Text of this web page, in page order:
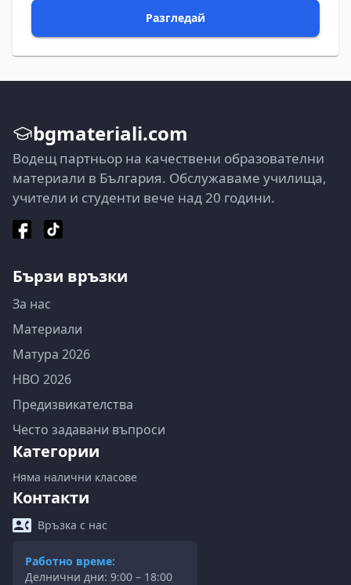
Разгледай
bgmateriali.com
Водещ партньор на качествени образователни
материали в България. Обслужаваме училища,
учители и студенти вече над 20 години.
Бързи връзки
За нас
Материали
Матура 2026
НВО 2026
Предизвикателства
Често задавани въпроси
Категории
Няма налични класове
Контакти
Връзка с нас
Работно време:
Делнични дни: 9:00 – 18:00